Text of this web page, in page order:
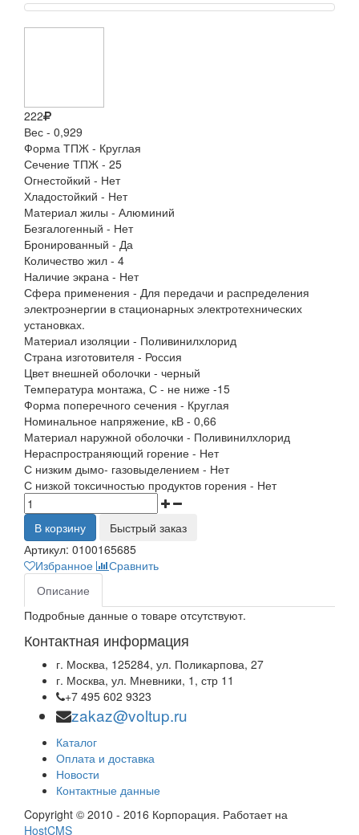
222
Вес - 0,929
Форма ТПЖ - Круглая
Сечение ТПЖ - 25
Огнестойкий - Нет
Хладостойкий - Нет
Материал жилы - Алюминий
Безгалогенный - Нет
Бронированный - Да
Количество жил - 4
Наличие экрана - Нет
Сфера применения - Для передачи и распределения
электроэнергии в стационарных электротехнических
установках.
Материал изоляции - Поливинилхлорид
Страна изготовителя - Россия
Цвет внешней оболочки - черный
Температура монтажа, С - не ниже -15
Форма поперечного сечения - Круглая
Номинальное напряжение, кВ - 0,66
Материал наружной оболочки - Поливинилхлорид
Нераспространяющий горение - Нет
С низким дымо- газовыделением - Нет
С низкой токсичностью продуктов горения - Нет
В корзину
Быстрый заказ
Артикул: 0100165685
Избранное
Сравнить
Описание
Подробные данные о товаре отсутствуют.
Контактная информация
г. Москва, 125284, ул. Поликарпова, 27
г. Москва, ул. Мневники, 1, стр 11
+7 495 602 9323
zakaz@voltup.ru
Каталог
Оплата и доставка
Новости
Контактные данные
Copyright © 2010 - 2016 Корпорация. Работает на
HostCMS